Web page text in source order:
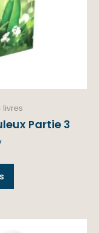
livres
Partie 3